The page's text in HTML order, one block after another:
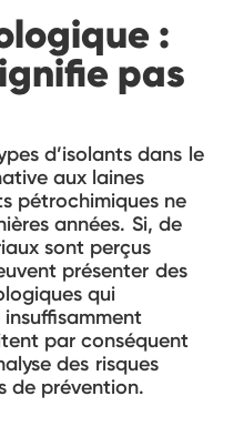
:
pas
d’isolants dans le
aux laines
pétrochimiques ne
années. Si, de
sont perçus
présenter des
qui
par conséquent
des risques
de prévention.